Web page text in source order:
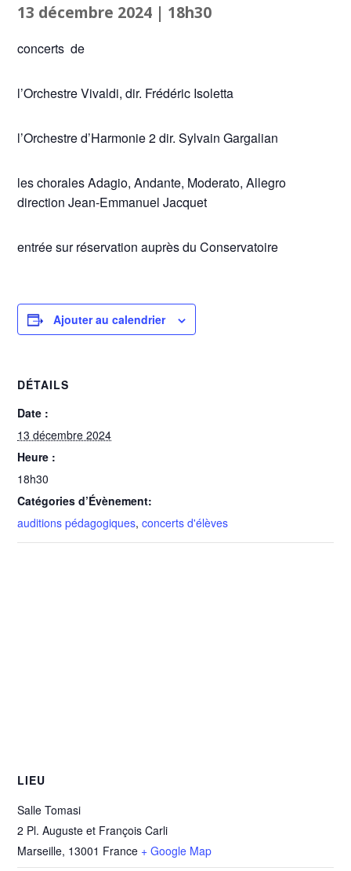
13 décembre 2024 | 18h30
concerts de
l’Orchestre Vivaldi, dir. Frédéric Isoletta
l’Orchestre d’Harmonie 2 dir. Sylvain Gargalian
les chorales Adagio, Andante, Moderato, Allegro
direction Jean-Emmanuel Jacquet
entrée sur réservation auprès du Conservatoire
Ajouter au calendrier
DÉTAILS
Date :
13 décembre 2024
Heure :
18h30
Catégories d’Évènement:
auditions pédagogiques,concerts d'élèves
LIEU
Salle Tomasi
2 Pl. Auguste et François Carli
Marseille, 13001 France + Google Map